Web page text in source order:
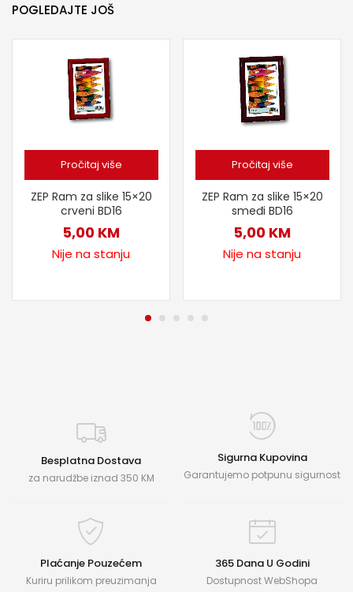
POGLEDAJTE JOŠ
Pročitaj više
ZEP Ram za slike 15×20
crveni BD16
5,00 KM
Nije na stanju
Pročitaj više
ZEP Ram za slike 15×20
smeđi BD16
5,00 KM
Nije na stanju
Besplatna Dostava
za narudžbe iznad 350 KM
Sigurna Kupovina
Garantujemo potpunu sigurnost
Plaćanje Pouzećem
Kuriru prilikom preuzimanja
365 Dana U Godini
Dostupnost WebShopa